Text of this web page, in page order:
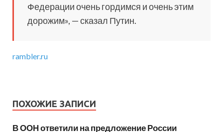
Федерации очень гордимся и очень этим
дорожим», — сказал Путин.
rambler.ru
ПОХОЖИЕ ЗАПИСИ
В ООН ответили на предложение России